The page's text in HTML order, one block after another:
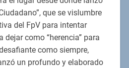
que se vislumbre
del FpV para intentar
dejar como “herencia” para
como siempre,
un profundo y elaborado